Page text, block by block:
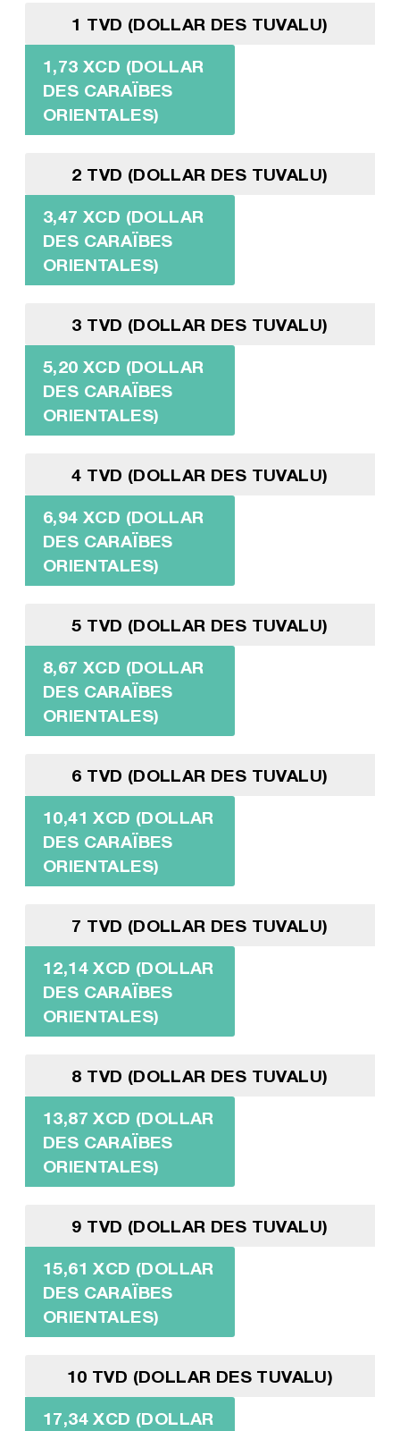
1 TVD (DOLLAR DES TUVALU)
1,73 XCD (DOLLAR
DES CARAÏBES
ORIENTALES)
2 TVD (DOLLAR DES TUVALU)
3,47 XCD (DOLLAR
DES CARAÏBES
ORIENTALES)
3 TVD (DOLLAR DES TUVALU)
5,20 XCD (DOLLAR
DES CARAÏBES
ORIENTALES)
4 TVD (DOLLAR DES TUVALU)
6,94 XCD (DOLLAR
DES CARAÏBES
ORIENTALES)
5 TVD (DOLLAR DES TUVALU)
8,67 XCD (DOLLAR
DES CARAÏBES
ORIENTALES)
6 TVD (DOLLAR DES TUVALU)
10,41 XCD (DOLLAR
DES CARAÏBES
ORIENTALES)
7 TVD (DOLLAR DES TUVALU)
12,14 XCD (DOLLAR
DES CARAÏBES
ORIENTALES)
8 TVD (DOLLAR DES TUVALU)
13,87 XCD (DOLLAR
DES CARAÏBES
ORIENTALES)
9 TVD (DOLLAR DES TUVALU)
15,61 XCD (DOLLAR
DES CARAÏBES
ORIENTALES)
10 TVD (DOLLAR DES TUVALU)
17,34 XCD (DOLLAR